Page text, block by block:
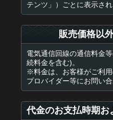
テンツ」）ごとに表示さ
販売価格以
電気通信回線の通信料金
続料金を含む)。
※料金は、お客様がご利
プロバイダー等にお問い合
代金のお支払時期お